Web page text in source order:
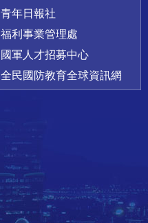
青年日報社
福利事業管理處
國軍人才招募中心
全民國防教育全球資訊網